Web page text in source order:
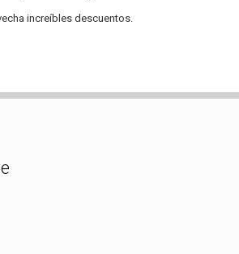
increíbles descuentos.